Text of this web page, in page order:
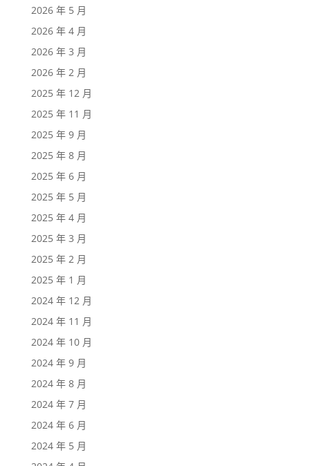
2026 年 5 月
2026 年 4 月
2026 年 3 月
2026 年 2 月
2025 年 12 月
2025 年 11 月
2025 年 9 月
2025 年 8 月
2025 年 6 月
2025 年 5 月
2025 年 4 月
2025 年 3 月
2025 年 2 月
2025 年 1 月
2024 年 12 月
2024 年 11 月
2024 年 10 月
2024 年 9 月
2024 年 8 月
2024 年 7 月
2024 年 6 月
2024 年 5 月